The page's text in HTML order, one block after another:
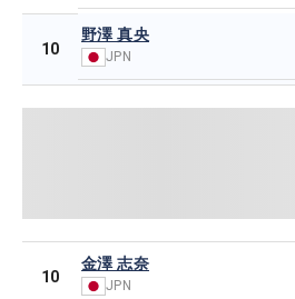
10
野澤 真央
JPN
10
金澤 志奈
JPN